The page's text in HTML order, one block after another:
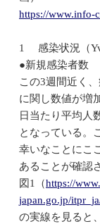
https://www.info-
1 感染状況（
●新規感染者数
この3週間近く
に関し数値が増
日当たり平均人
となっている。
幸いなことにこ
あることが確認
図1（https://
japan.go.jp/
の実線を見ると